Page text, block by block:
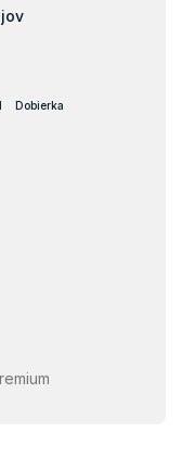
Dobierka